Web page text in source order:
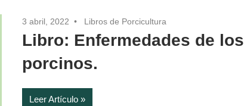
3 abril, 2022 Libros de Porcicultura
Libro: Enfermedades de los
porcinos.
Leer Artículo